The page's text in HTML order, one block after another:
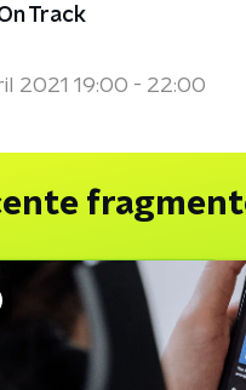
Track
2021 19:00 - 22:00